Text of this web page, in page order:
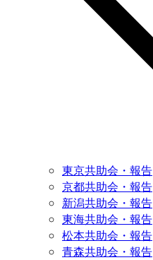
東京共助会・報告
京都共助会・報告
新潟共助会・報告
東海共助会・報告
松本共助会・報告
青森共助会・報告